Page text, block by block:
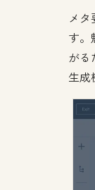
メ
す。
が
生成